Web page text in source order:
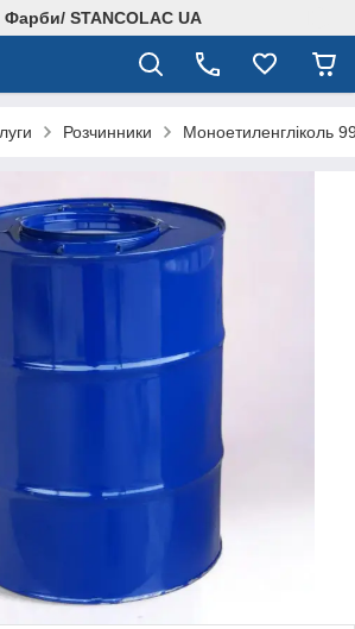
Фарби/ STANCOLAC UA
Розчинники Моноетиленгліколь